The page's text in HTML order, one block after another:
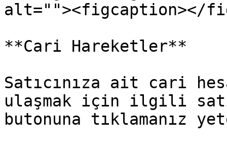
alt=""><figcaption></
**Cari Hareketler**
Satıcınıza ait cari
ulaşmak için ilgili
butonuna tıklamanız